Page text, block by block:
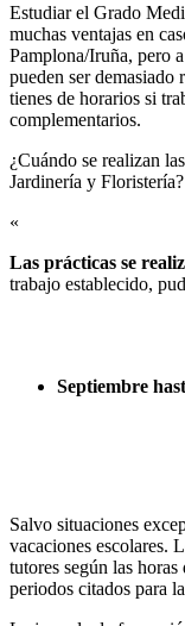
Estudiar el Grado
muchas ventajas en
Pamplona/Iruña, pero
pueden ser demasiado
tienes de horarios si
complementarios.
¿Cuándo se realizan
Jardinería y Floristería?​
«
Las prácticas se
trabajo establecido,
Septiembre
Salvo situaciones
vacaciones escolares.
tutores según las
periodos citados para